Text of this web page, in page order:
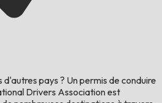
d'autres pays ? Un permis de conduire
Drivers Association est